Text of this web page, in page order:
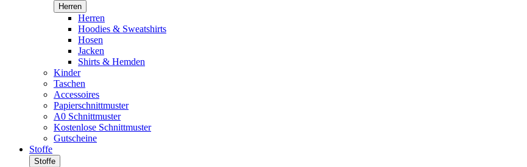
Herren
Herren
Hoodies & Sweatshirts
Hosen
Jacken
Shirts & Hemden
Kinder
Taschen
Accessoires
Papierschnittmuster
A0 Schnittmuster
Kostenlose Schnittmuster
Gutscheine
Stoffe
Stoffe